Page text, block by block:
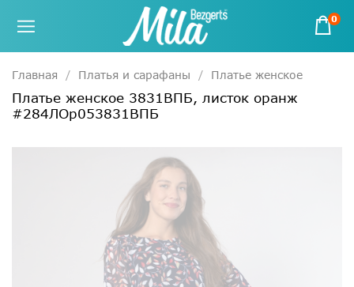
0
Главная Платья и сарафаны Платье женское
Платье женское 3831ВПБ, листок оранж
#284ЛОр053831ВПБ